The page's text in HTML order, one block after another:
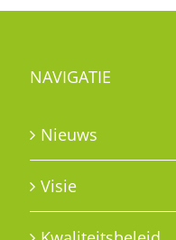
NAVIGATIE
Nieuws
Visie